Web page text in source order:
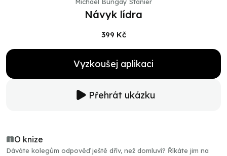
Návyk lídra
399 Kč
Vyzkoušej aplikaci
Přehrát ukázku
O knize
Dáváte kolegům odpověď ještě dřív, než domluví? Říkáte jim na